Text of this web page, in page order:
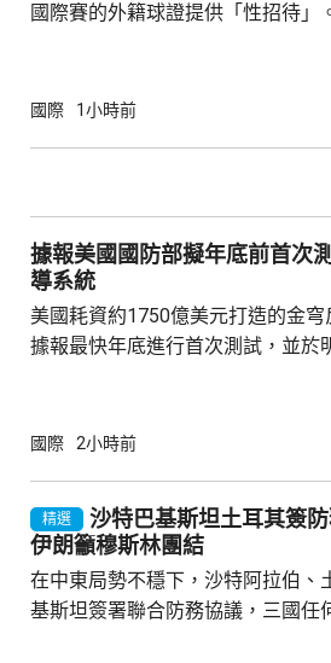
國際賽的外籍球證提供「性招待」
革，保證加強組織內部的透明度和
俗場所，向十多名外籍球證提供「
每人涉及的費用由數十萬至近百萬
國際 1小時前
據報美國國防部擬年底前首次
導系統
美國耗資約1750億美元打造的金穹
據報最快年底進行首次測試，並於
年進行兩次飛行測試，將攔截器發
行篩選。消息人士指，如果年底前
面測試，政府會向相關公司支付
預料美國太空部隊會由...
國際 2小時前
精選
沙特巴基斯坦土耳其簽
伊朗籲穆斯林團結
在中東局勢不穩下，沙特阿拉伯、
基斯坦簽署聯合防務協議，三國任